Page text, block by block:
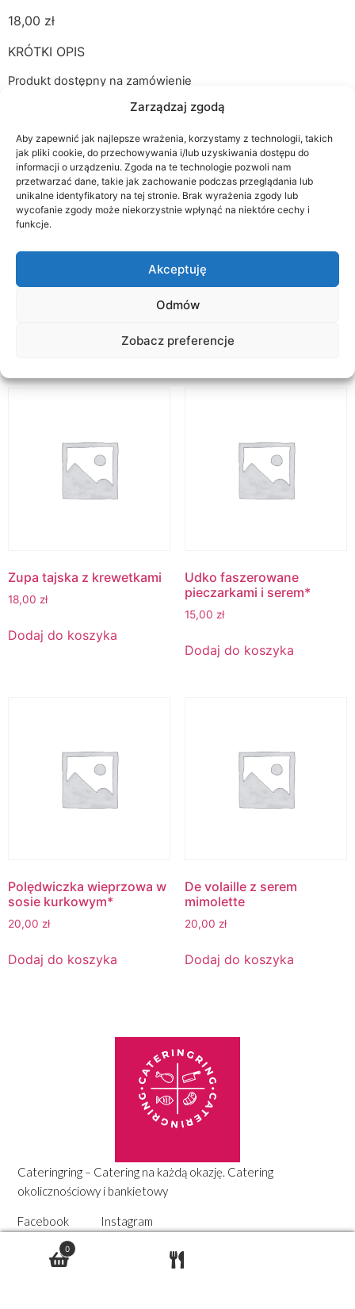
Zarządzaj zgodą
Aby zapewnić jak najlepsze wrażenia, korzystamy z technologii, takich
jak pliki cookie, do przechowywania i/lub uzyskiwania dostępu do
informacji o urządzeniu. Zgoda na te technologie pozwoli nam
przetwarzać dane, takie jak zachowanie podczas przeglądania lub
unikalne identyfikatory na tej stronie. Brak wyrażenia zgody lub
wycofanie zgody może niekorzystnie wpłynąć na niektóre cechy i
funkcje.
Akceptuję
Odmów
Zobacz preferencje
18,00 zł
KRÓTKI OPIS
Produkt dostępny na zamówienie
Dodaj do koszyka
Kategorie:Dania główne ,Wszystko
Opis
Zupa tajska z krewetkami
18,00 zł
Dodaj do koszyka
Udko faszerowane
pieczarkami i serem*
15,00 zł
Dodaj do koszyka
Polędwiczka wieprzowa w
sosie kurkowym*
20,00 zł
Dodaj do koszyka
De volaille z serem
mimolette
20,00 zł
Dodaj do koszyka
Cateringring – Catering na każdą okazję. Catering
okolicznościowy i bankietowy
Facebook
Instagram
Projekt i realizacja
Polecamy
0